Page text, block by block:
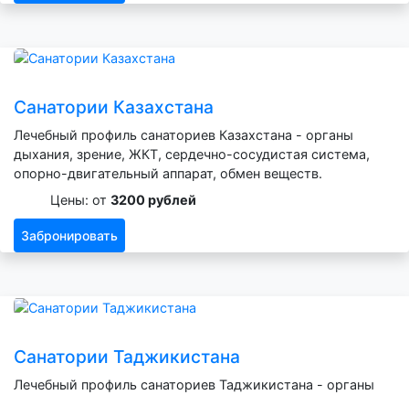
Санатории Казахстана
Лечебный профиль санаториев Казахстана - органы
дыхания, зрение, ЖКТ, сердечно-сосудистая система,
опорно-двигательный аппарат, обмен веществ.
Цены: от 3200 рублей
Забронировать
Санатории Таджикистана
Лечебный профиль санаториев Таджикистана - органы